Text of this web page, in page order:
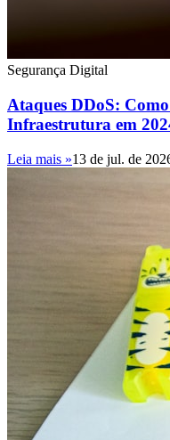
Segurança Digital
Ataques DDoS:
Infraestrutura em
Leia mais »13 de jul. de